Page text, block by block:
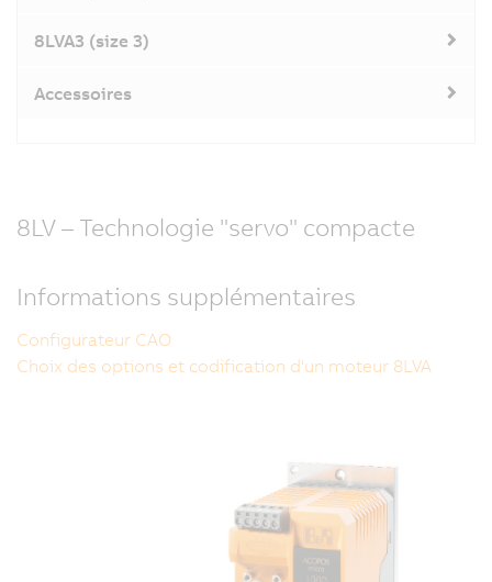
8LVA3 (size 3)
Accessoires
8LV – Technologie "servo" compacte
Informations supplémentaires
Configurateur CAO
Choix des options et codification d'un moteur 8LVA